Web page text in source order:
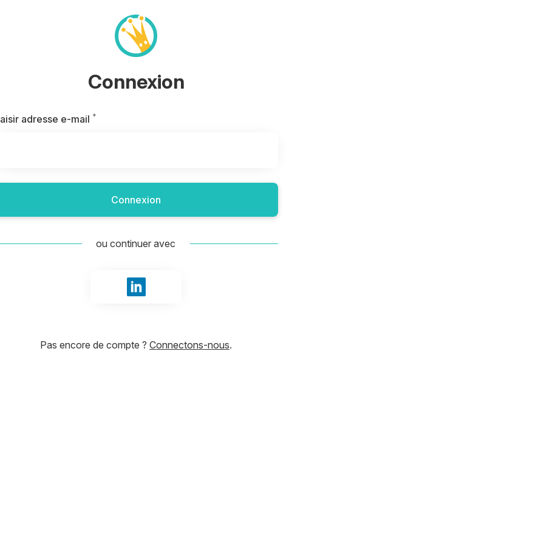
Connexion
adresse e-mail *
Connexion
ou continuer avec
Se connecter avec LinkedIn
Pas encore de compte ? Connectons-nous.